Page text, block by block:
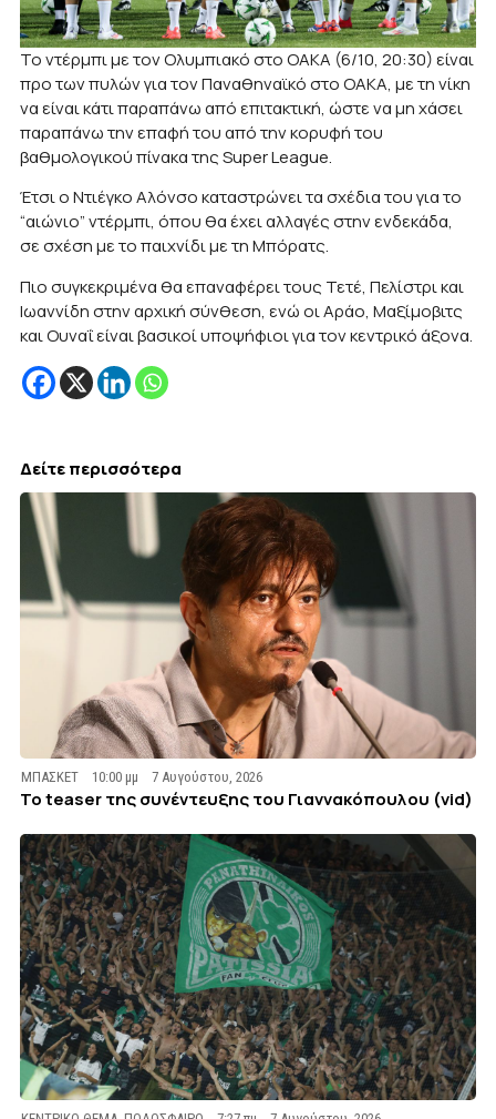
Το ντέρμπι με τον Ολυμπιακό στο ΟΑΚΑ (6/10, 20:30) είναι
προ των πυλών για τον Παναθηναϊκό στο ΟΑΚΑ, με τη νίκη
να είναι κάτι παραπάνω από επιτακτική, ώστε να μη χάσει
παραπάνω την επαφή του από την κορυφή του
βαθμολογικού πίνακα της Super League.
Έτσι ο Ντιέγκο Αλόνσο καταστρώνει τα σχέδια του για το
“αιώνιο” ντέρμπι, όπου θα έχει αλλαγές στην ενδεκάδα,
σε σχέση με το παιχνίδι με τη Μπόρατς.
Πιο συγκεκριμένα θα επαναφέρει τους Τετέ, Πελίστρι και
Ιωαννίδη στην αρχική σύνθεση, ενώ οι Αράο, Μαξίμοβιτς
και Ουναΐ είναι βασικοί υποψήφιοι για τον κεντρικό άξονα.
Δείτε περισσότερα
ΜΠΑΣΚΕΤ 10:00 μμ 7 Αυγούστου, 2026
To teaser της συνέντευξης του Γιαννακόπουλου (vid)